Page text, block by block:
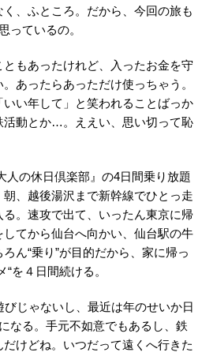
、ふところ。だから、今回の旅も
っているの。
もあったけれど、入ったお金を守
あったらあっただけ使っちゃう。
い年して」と笑われることばっか
活動とか…。ええい、思い切って恥
人の休日倶楽部』の4日間乗り放題
、越後湯沢まで新幹線でひとっ走
る。速攻で出て、いったん東京に帰
てから仙台へ向かい、仙台駅の牛
ん“乗り”が目的だから、家に帰っ
を４日間続ける。
じゃないし、最近は年のせいか日
なる。手元不如意でもあるし、鉄
けどね。いつだって遠くへ行きた